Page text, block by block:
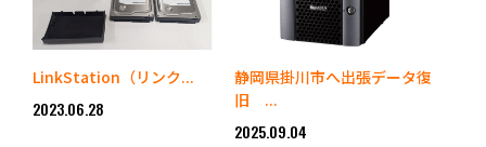
LinkStation（リンク...
2023.06.28
静岡県掛川市へ出張データ復
旧 ...
2025.09.04